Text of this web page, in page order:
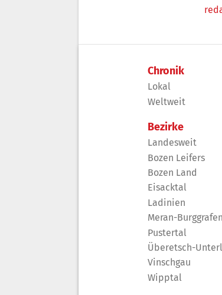
Chronik
Lokal
Weltweit
Bezirke
Landesweit
Bozen Leifers
Bozen Land
Eisacktal
Ladinien
Meran-
Pustertal
Überetsch-
Vinschgau
Wipptal